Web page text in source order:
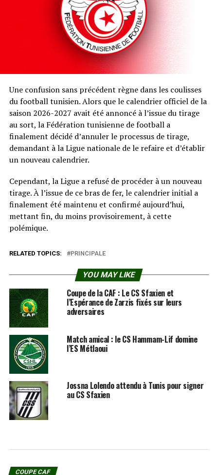
Une confusion sans précédent règne dans les coulisses
du football tunisien. Alors que le calendrier officiel de la
saison 2026-2027 avait été annoncé à l’issue du tirage
au sort, la Fédération tunisienne de football a
finalement décidé d’annuler le processus de tirage,
demandant à la Ligue nationale de le refaire et d’établir
un nouveau calendrier.
Cependant, la Ligue a refusé de procéder à un nouveau
tirage. À l’issue de ce bras de fer, le calendrier initial a
finalement été maintenu et confirmé aujourd’hui,
mettant fin, du moins provisoirement, à cette
polémique.
RELATED TOPICS: PRINCIPALE
YOU MAY LIKE
Coupe de la CAF : Le CS Sfaxien et
l’Espérance de Zarzis fixés sur leurs
adversaires
Match amical : le CS Hammam-Lif domine
l’ES Métlaoui
Jossna Lolendo attendu à Tunis pour signer
au CS Sfaxien
COUPE CAF